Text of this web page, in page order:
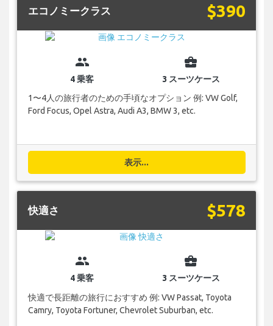
エコノミークラス $390
group
4 乗客
business_center
3 スーツケース
1〜4人の旅行者のための手頃なオプション 例: VW Golf,
Ford Focus, Opel Astra, Audi A3, BMW 3, etc.
表示...
快適さ $578
group
4 乗客
business_center
3 スーツケース
快適で長距離の旅行におすすめ 例: VW Passat, Toyota
Camry, Toyota Fortuner, Chevrolet Suburban, etc.